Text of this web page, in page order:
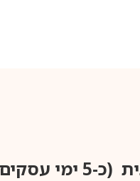
עסקים)